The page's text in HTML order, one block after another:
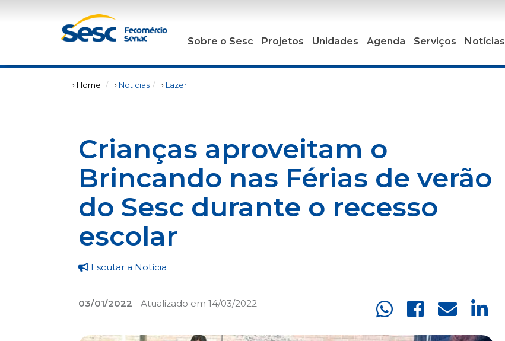
Sobre o Sesc Projetos Unidades Agenda Serviços Notícias
› Home › Noticias › Lazer
Crianças aproveitam o
Brincando nas Férias de verão
do Sesc durante o recesso
escolar
Escutar a Notícia
03/01/2022 - Atualizado em 14/03/2022